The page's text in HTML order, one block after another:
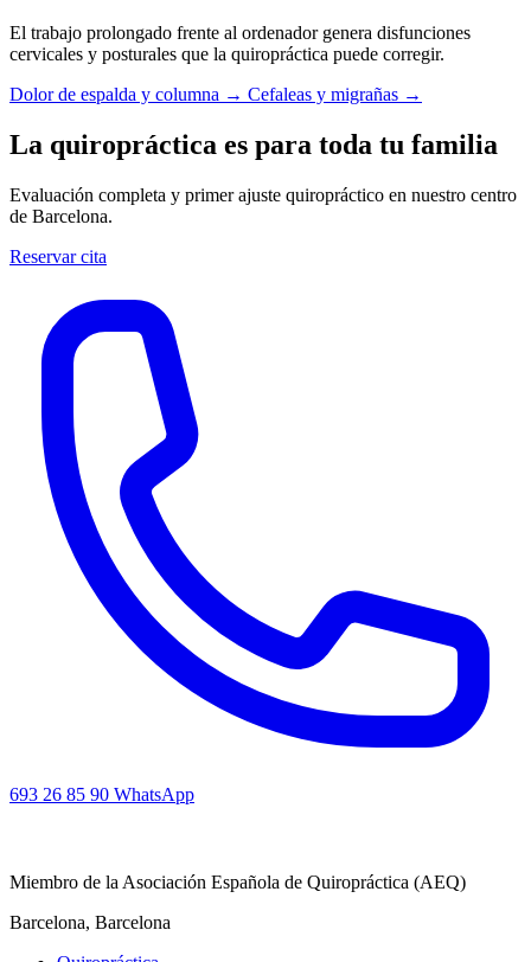
El trabajo prolongado frente al ordenador genera disfunciones
cervicales y posturales que la quiropráctica puede corregir.
Dolor de espalda y columna → Cefaleas y migrañas →
La quiropráctica es para toda tu familia
Evaluación completa y primer ajuste quiropráctico en nuestro centro
de Barcelona.
Reservar cita
693 26 85 90 WhatsApp
Miembro de la Asociación Española de Quiropráctica (AEQ)
Barcelona, Barcelona